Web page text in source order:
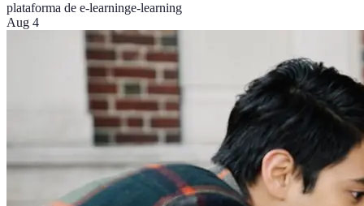
plataforma de e-learninge-learning
Aug 4